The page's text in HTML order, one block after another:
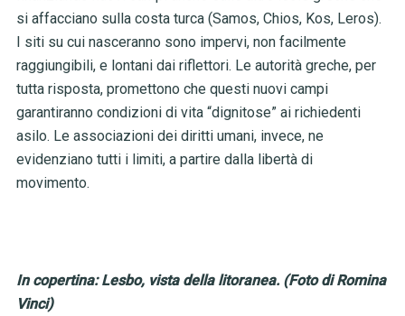
si affacciano sulla costa turca (Samos, Chios, Kos, Leros).
I siti su cui nasceranno sono impervi, non facilmente
raggiungibili, e lontani dai riflettori. Le autorità greche, per
tutta risposta, promettono che questi nuovi campi
garantiranno condizioni di vita “dignitose” ai richiedenti
asilo. Le associazioni dei diritti umani, invece, ne
evidenziano tutti i limiti, a partire dalla libertà di
movimento.
In copertina: Lesbo, vista della litoranea. (Foto di Romina
Vinci)